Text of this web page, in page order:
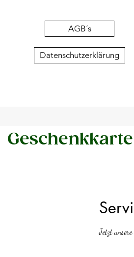
AGB´s
Datenschutzerklärung
Geschenkkarte
Jetzt